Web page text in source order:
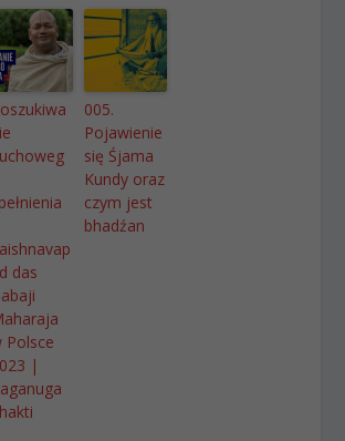
das
Polsce
|
005.
Pojawienie
się Śjama
Kundy oraz
czym jest
bhadźan